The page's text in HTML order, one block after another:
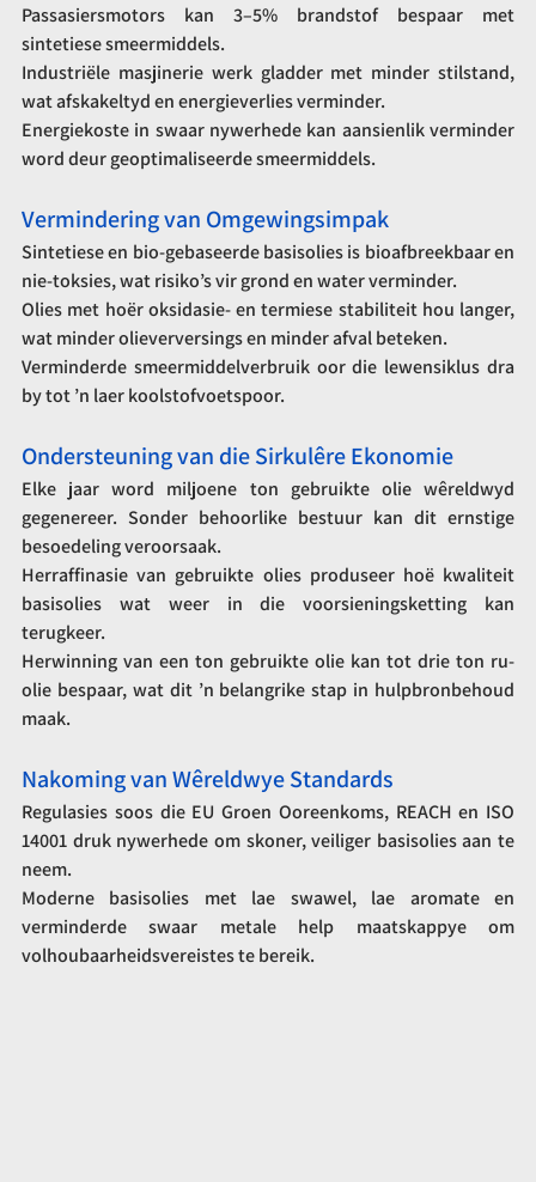
Passasiersmotors kan 3–5% brandstof bespaar met
sintetiese smeermiddels.
Industriële masjinerie werk gladder met minder stilstand,
wat afskakeltyd en energieverlies verminder.
Energiekoste in swaar nywerhede kan aansienlik verminder
word deur geoptimaliseerde smeermiddels.
Vermindering van Omgewingsimpak
Sintetiese en bio-gebaseerde basisolies is bioafbreekbaar en
nie-toksies, wat risiko’s vir grond en water verminder.
Olies met hoër oksidasie- en termiese stabiliteit hou langer,
wat minder olieverversings en minder afval beteken.
Verminderde smeermiddelverbruik oor die lewensiklus dra
by tot ’n laer koolstofvoetspoor.
Ondersteuning van die Sirkulêre Ekonomie
Elke jaar word miljoene ton gebruikte olie wêreldwyd
gegenereer. Sonder behoorlike bestuur kan dit ernstige
besoedeling veroorsaak.
Herraffinasie van gebruikte olies produseer hoë kwaliteit
basisolies wat weer in die voorsieningsketting kan
terugkeer.
Herwinning van een ton gebruikte olie kan tot drie ton ru-
olie bespaar, wat dit ’n belangrike stap in hulpbronbehoud
maak.
Nakoming van Wêreldwye Standards
Regulasies soos die EU Groen Ooreenkoms, REACH en ISO
14001 druk nywerhede om skoner, veiliger basisolies aan te
neem.
Moderne basisolies met lae swawel, lae aromate en
verminderde swaar metale help maatskappye om
volhoubaarheidsvereistes te bereik.